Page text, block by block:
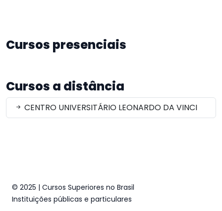
Cursos presenciais
Cursos a distância
CENTRO UNIVERSITÁRIO LEONARDO DA VINCI
© 2025 | Cursos Superiores no Brasil
Instituições públicas e particulares